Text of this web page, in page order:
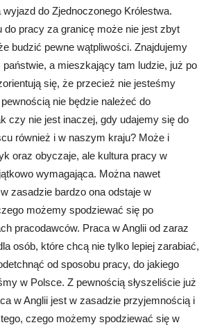
do Zjednoczonego Królestwa.
do pracy za granicę może nie jest zbyt
budzić pewne wątpliwości. Znajdujemy
a mieszkający tam ludzie, już po
się, że przecież nie jesteśmy
nie będzie należeć do
czy nie jest inaczej, gdy udajemy się do
również i w naszym kraju? Może i
oraz obyczaje, ale kultura pracy w
wymagająca. Można nawet
zasadzie bardzo ona odstaje w
możemy spodziewać się po
pracodawców. Praca w Anglii od zaraz
osób, które chcą nie tylko lepiej zarabiać,
od sposobu pracy, do jakiego
w Polsce. Z pewnością słyszeliście już
w Anglii jest w zasadzie przyjemnością i
czego możemy spodziewać się w